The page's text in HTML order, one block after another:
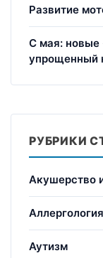
Развитие
С мая: новые
упрощенный
РУБРИКИ
Акушерство
Аллергология
Аутизм